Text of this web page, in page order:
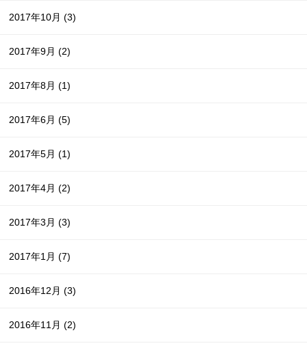
2017年10月(3)
2017年9月(2)
2017年8月(1)
2017年6月(5)
2017年5月(1)
2017年4月(2)
2017年3月(3)
2017年1月(7)
2016年12月(3)
2016年11月(2)